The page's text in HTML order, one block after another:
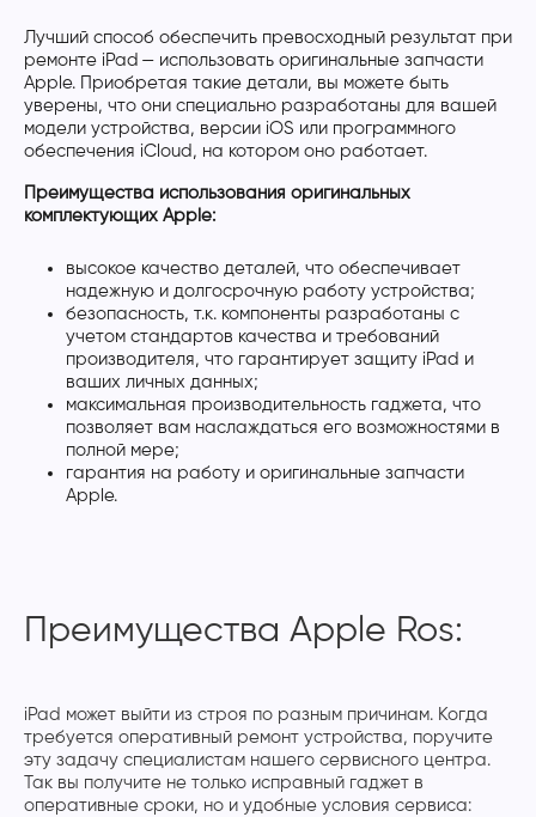
Лучший способ обеспечить превосходный результат при
ремонте iPad — использовать оригинальные запчасти
Apple. Приобретая такие детали, вы можете быть
уверены, что они специально разработаны для вашей
модели устройства, версии iOS или программного
обеспечения iCloud, на котором оно работает.
Преимущества использования оригинальных
комплектующих Apple:
высокое качество деталей, что обеспечивает
надежную и долгосрочную работу устройства;
безопасность, т.к. компоненты разработаны с
учетом стандартов качества и требований
производителя, что гарантирует защиту iPad и
ваших личных данных;
максимальная производительность гаджета, что
позволяет вам наслаждаться его возможностями в
полной мере;
гарантия на работу и оригинальные запчасти
Apple.
Преимущества Apple Ros:
iPad может выйти из строя по разным причинам. Когда
требуется оперативный ремонт устройства, поручите
эту задачу специалистам нашего сервисного центра.
Так вы получите не только исправный гаджет в
оперативные сроки, но и удобные условия сервиса: